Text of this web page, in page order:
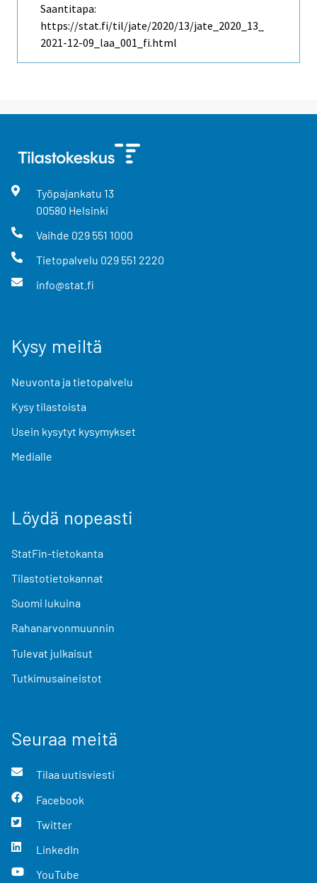
Saantitapa:
https://stat.fi/til/jate/2020/13/jate_2020_13_
2021-12-09_laa_001_fi.html
Työpajankatu 13
00580 Helsinki
Vaihde 029 551 1000
Tietopalvelu 029 551 2220
info@stat.fi
Kysy meiltä
Neuvonta ja tietopalvelu
Kysy tilastoista
Usein kysytyt kysymykset
Medialle
Löydä nopeasti
StatFin-tietokanta
Tilastotietokannat
Suomi lukuina
Rahanarvonmuunnin
Tulevat julkaisut
Tutkimusaineistot
Seuraa meitä
Tilaa uutisviesti
Facebook
Twitter
LinkedIn
YouTube